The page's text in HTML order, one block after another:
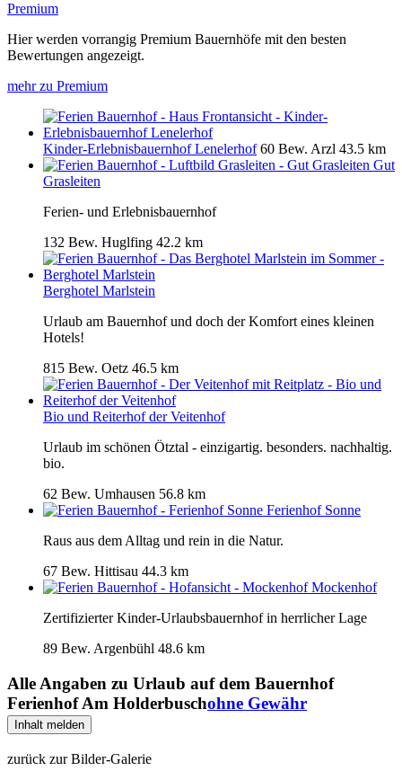
Premium
Hier werden vorrangig Premium Bauernhöfe mit den besten
Bewertungen angezeigt.
mehr zu Premium
Kinder-Erlebnisbauernhof Lenelerhof 60 Bew. Arzl 43.5 km
Gut
Grasleiten
Ferien- und Erlebnisbauernhof
132 Bew. Huglfing 42.2 km
Berghotel Marlstein
Urlaub am Bauernhof und doch der Komfort eines kleinen
Hotels!
815 Bew. Oetz 46.5 km
Bio und Reiterhof der Veitenhof
Urlaub im schönen Ötztal - einzigartig. besonders. nachhaltig.
bio.
62 Bew. Umhausen 56.8 km
Ferienhof Sonne
Raus aus dem Alltag und rein in die Natur.
67 Bew. Hittisau 44.3 km
Mockenhof
Zertifizierter Kinder-Urlaubsbauernhof in herrlicher Lage
89 Bew. Argenbühl 48.6 km
Alle Angaben zu Urlaub auf dem Bauernhof
Ferienhof Am Holderbuschohne Gewähr
Inhalt melden
zurück zur Bilder-Galerie